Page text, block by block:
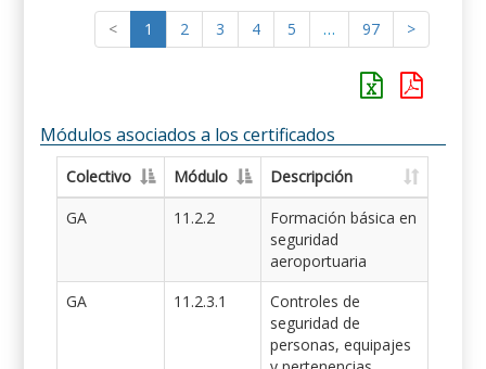
< 1 2 3 4 5 … 97 >
Módulos asociados a los certificados
Colectivo Módulo
Descripción
GA
11.2.2
Formación básica en
seguridad
aeroportuaria
GA
11.2.3.1
Controles de
seguridad de
personas, equipajes